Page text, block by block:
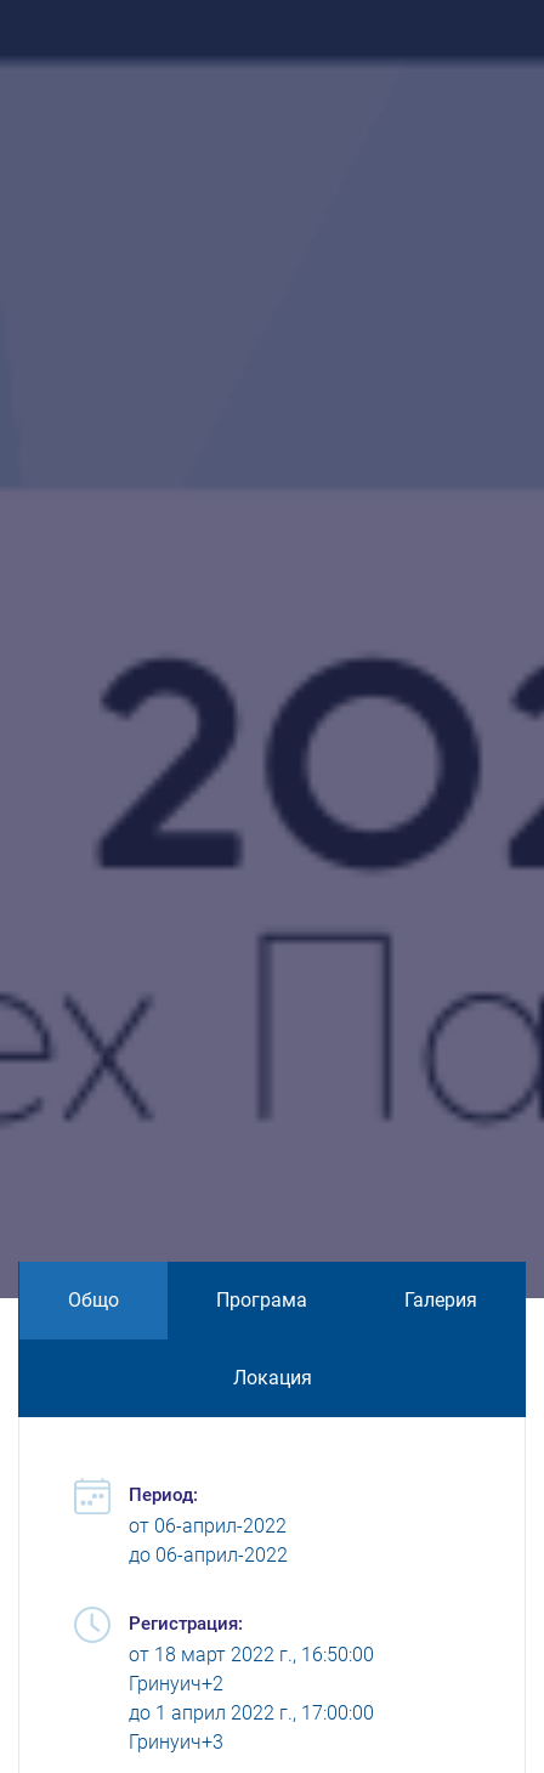
Общо Програма Галерия
Локация
Период:
от 06-април-2022
до 06-април-2022
Регистрация:
от 18 март 2022 г., 16:50:00
Гринуич+2
до 1 април 2022 г., 17:00:00
Гринуич+3